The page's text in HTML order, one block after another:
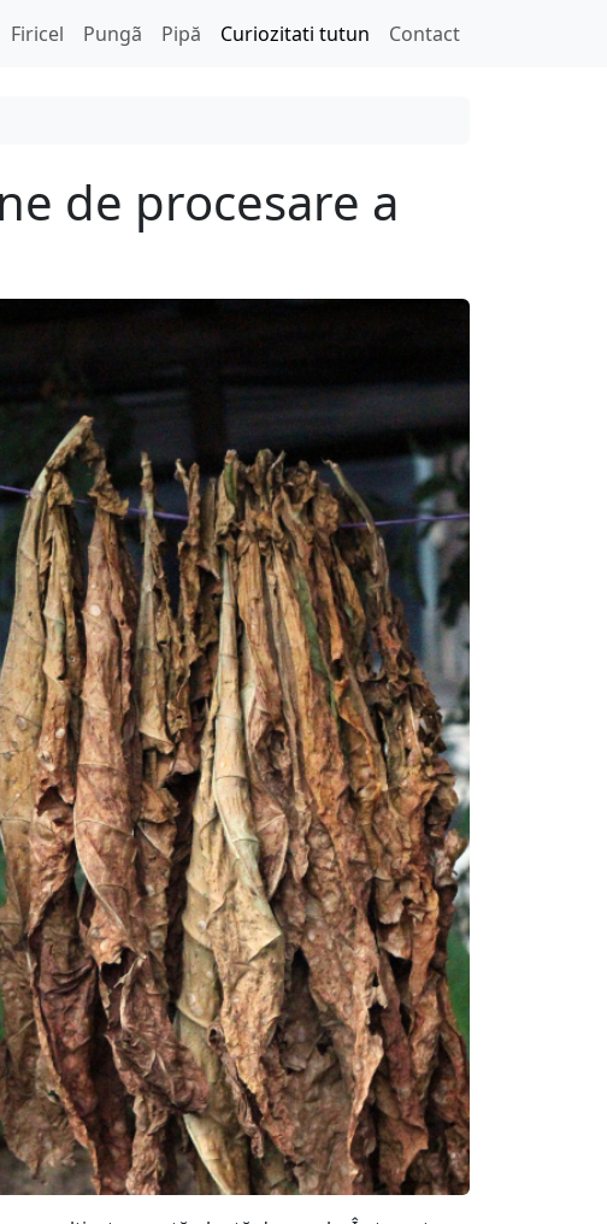
Firicel Pungã Pipă Curiozitati tutun Contact
de procesare a